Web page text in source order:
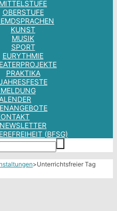
MITTELSTUFE
OBERSTUFE
KUNST
MUSIK
SPORT
EURYTHMIE
PRAKTIKA
NEWSLETTER
(BFSG)
>Unterrichtsfreier Tag